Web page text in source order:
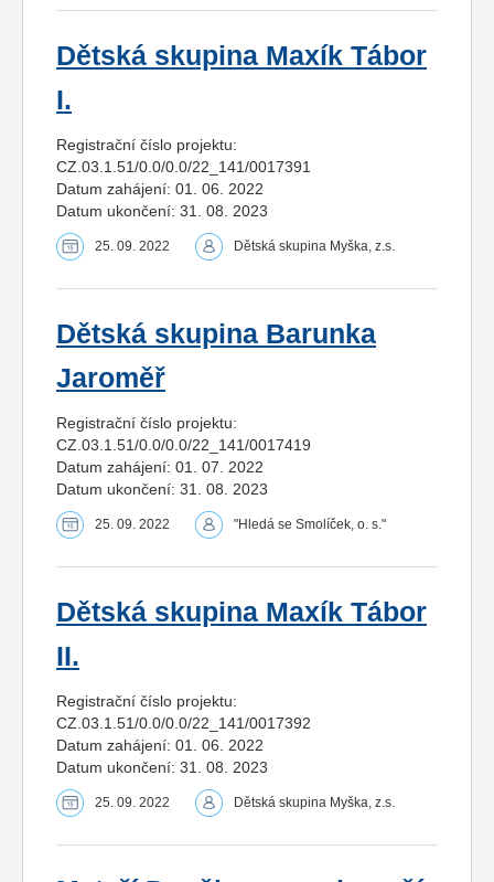
Dětská skupina Maxík Tábor
I.
Registrační číslo projektu:
CZ.03.1.51/0.0/0.0/22_141/0017391
Datum zahájení: 01. 06. 2022
Datum ukončení: 31. 08. 2023
25. 09. 2022 Dětská skupina Myška, z.s.
Dětská skupina Barunka
Jaroměř
Registrační číslo projektu:
CZ.03.1.51/0.0/0.0/22_141/0017419
Datum zahájení: 01. 07. 2022
Datum ukončení: 31. 08. 2023
25. 09. 2022 "Hledá se Smolíček, o. s."
Dětská skupina Maxík Tábor
II.
Registrační číslo projektu:
CZ.03.1.51/0.0/0.0/22_141/0017392
Datum zahájení: 01. 06. 2022
Datum ukončení: 31. 08. 2023
25. 09. 2022 Dětská skupina Myška, z.s.